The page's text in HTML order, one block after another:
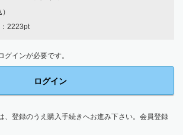
2223pt
グインが必要です。
ログイン
、登録のうえ購入手続きへお進み下さい。会員登録